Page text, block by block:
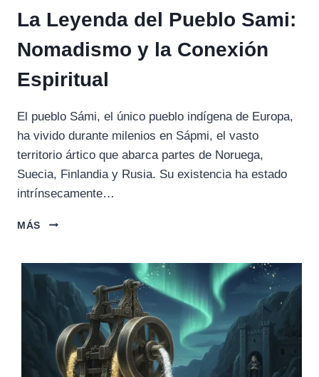
La Leyenda del Pueblo Sami:
Nomadismo y la Conexión
Espiritual
El pueblo Sámi, el único pueblo indígena de Europa,
ha vivido durante milenios en Sápmi, el vasto
territorio ártico que abarca partes de Noruega,
Suecia, Finlandia y Rusia. Su existencia ha estado
intrínsecamente…
MÁS
LA
PUEBLO
SAMI:
NOMADISMO
LA
CONEXIÓN
ESPIRITUAL